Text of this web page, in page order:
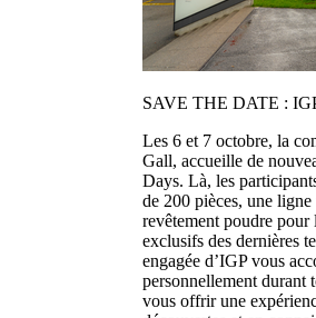
SAVE THE DATE :
Les 6 et 7 octobre, la
Gall, accueille de
Days. Là, les
de 200 pièces, une
revêtement poudre pour
exclusifs des dernières
engagée d’IGP vous
personnellement durant
vous offrir une